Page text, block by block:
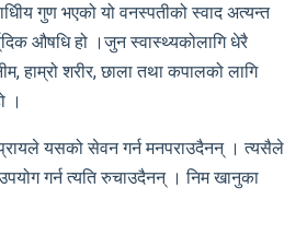
गुण भएको यो वनस्पतीको स्वाद अत्यन्त
औषधि हो ।जुन स्वास्थ्यकोलागि धेरै
हाम्रो शरीर, छाला तथा कपालको लागि
।
प्रायले यसको सेवन गर्न मनपराउदैनन् । त्यसैले
गर्न त्यति रुचाउदैनन् । निम खानुका